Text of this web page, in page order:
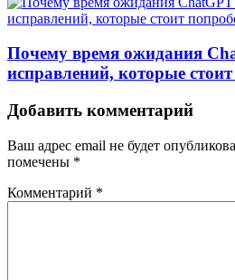
Почему время ожидания
исправлений, которые
Добавить комментарий
Ваш адрес email не будет
помечены *
Комментарий *